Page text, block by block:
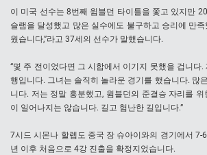
이 미국 선수는 8번째 윔블던 타이틀을 쫓고 있지만
슬램을 달성했고 많은 실수에도 불구하고 승리에 만족
웠습니다,”라고 37세의 선수가 말했습니다.
“몇 주 전이었다면 그 시합에서 이기지 못했을 겁니다
행입니다. 그녀는 솔직히 놀라운 경기를 했습니다. 많
니다. 저는 정말 흥분했고, 윔블던의 준결승 자리를
이 일어나지는 않습니다. 길고 험난한 길입니다.”
7시드 시몬나 할렙도 중국 장 슈아이와의 경기에서 7-
년 이후 처음으로 4강 진출을 확정지었습니다.